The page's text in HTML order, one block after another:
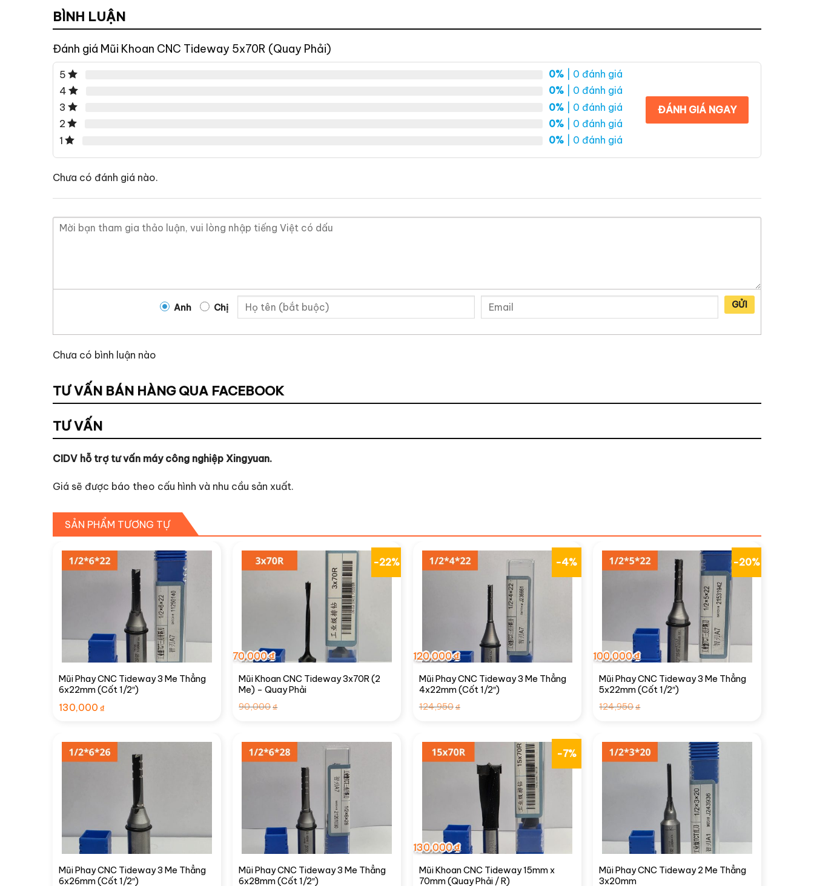
BÌNH LUẬN
Đánh giá Mũi Khoan CNC Tideway 5x70R (Quay Phải)
5 0% | 0 đánh giá
4
0% | 0 đánh giá
3
0% | 0 đánh giá
2
0% | 0 đánh giá
1
0% | 0 đánh giá
ĐÁNH GIÁ NGAY
Chưa có đánh giá nào.
Anh Chị GỬI
Chưa có bình luận nào
TƯ VẤN BÁN HÀNG QUA FACEBOOK
TƯ VẤN
CIDV hỗ trợ tư vấn máy công nghiệp Xingyuan.
Giá sẽ được báo theo cấu hình và nhu cầu sản xuất.
SẢN PHẨM TƯƠNG TỰ
Mũi Phay CNC Tideway 3 Me Thẳng
6x22mm (Cốt 1/2″)
130,000 ₫
-22%
Mũi Khoan CNC Tideway 3x70R (2
Me) – Quay Phải
90,000₫
70,000₫
70,000₫.
-4%
Mũi Phay CNC Tideway 3 Me Thẳng
4x22mm (Cốt 1/2″)
124,950₫
120,000₫
120,000₫.
-20%
Mũi Phay CNC Tideway 3 Me Thẳng
5x22mm (Cốt 1/2″)
124,950₫
100,000₫
100,000₫.
Mũi Phay CNC Tideway 3 Me Thẳng
6x26mm (Cốt 1/2″)
Mũi Phay CNC Tideway 3 Me Thẳng
6x28mm (Cốt 1/2″)
-7%
Mũi Khoan CNC Tideway 15mm x
70mm (Quay Phải / R)
130,000₫
Mũi Phay CNC Tideway 2 Me Thẳng
3x20mm